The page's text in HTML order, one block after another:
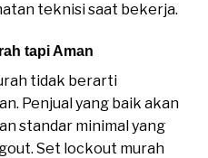
teknisi saat bekerja.
tapi Aman
tidak berarti
Penjual yang baik akan
standar minimal yang
Set lockout murah